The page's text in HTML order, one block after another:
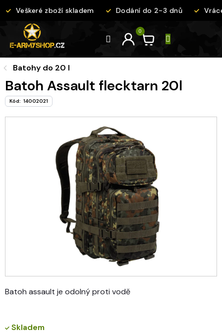
na
Veškeré zboží skladem Dodání do 2-3 dnů
Batohy do 20 l
Batoh Assault flecktarn 20l
Kód: 14002021
Batoh assault je odolný proti vodě
Skladem